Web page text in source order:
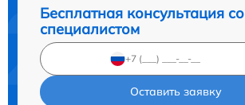
Бесплатная консультация со
специалистом
Оставить заявку